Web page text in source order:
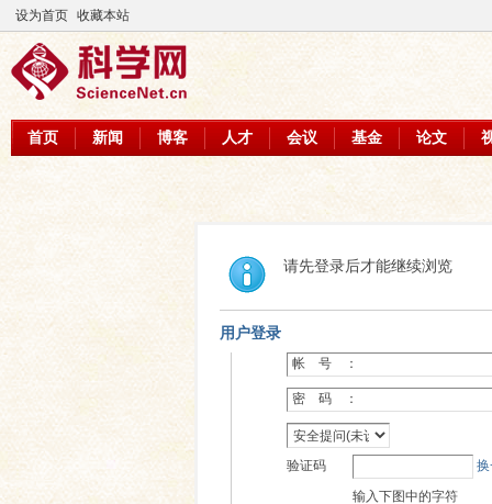
设为首页 收藏本站
首页 新闻 博客 人才 会议 基金 论文
请先登录后才能继续浏览
用户登录
帐 号 ：
密 码 ：
验证码
输入下图中的字符